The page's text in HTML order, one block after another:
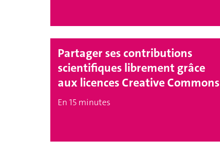
Partager ses contributions
scientifiques librement grâce
aux licences Creative Commons
En 15 minutes